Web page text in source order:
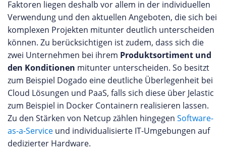
Faktoren liegen deshalb vor allem in der individuellen
Verwendung und den aktuellen Angeboten, die sich bei
komplexen Projekten mitunter deutlich unterscheiden
können. Zu berücksichtigen ist zudem, dass sich die
zwei Unternehmen bei ihrem Produktsortiment und
den Konditionen mitunter unterscheiden. So besitzt
zum Beispiel Dogado eine deutliche Überlegenheit bei
Cloud Lösungen und PaaS, falls sich diese über Jelastic
zum Beispiel in Docker Containern realisieren lassen.
Zu den Stärken von Netcup zählen hingegen Software-
as-a-Service und individualisierte IT-Umgebungen auf
dedizierter Hardware.